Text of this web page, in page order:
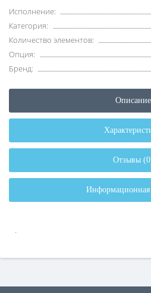
Исполнение:
Категория:
Количество элементов:
Опция:
Бренд:
Описание
Отзывы
Информационная
.